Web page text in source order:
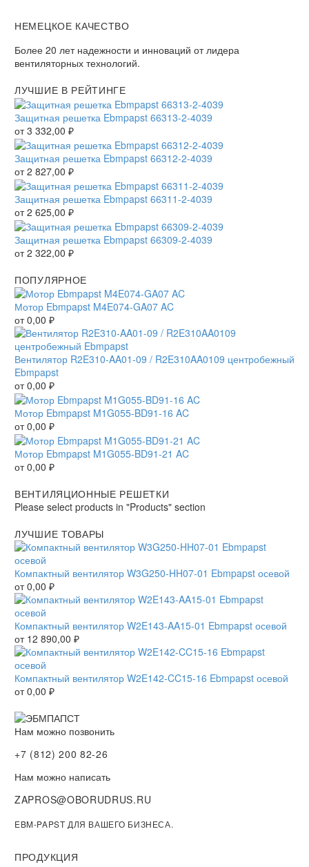
НЕМЕЦКОЕ КАЧЕСТВО
Более 20 лет надежности и инноваций от лидера
вентиляторных технологий.
ЛУЧШИЕ В РЕЙТИНГЕ
Защитная решетка Ebmpapst 66313-2-4039
от3 332,00 ₽
Защитная решетка Ebmpapst 66312-2-4039
от2 827,00 ₽
Защитная решетка Ebmpapst 66311-2-4039
от2 625,00 ₽
Защитная решетка Ebmpapst 66309-2-4039
от2 322,00 ₽
ПОПУЛЯРНОЕ
Мотор Ebmpapst M4E074-GA07 AC
от0,00 ₽
Вентилятор R2E310-AA01-09 / R2E310AA0109 центробежный
Ebmpapst
от0,00 ₽
Мотор Ebmpapst M1G055-BD91-16 AC
от0,00 ₽
Мотор Ebmpapst M1G055-BD91-21 AC
от0,00 ₽
ВЕНТИЛЯЦИОННЫЕ РЕШЕТКИ
Please select products in "Products" section
ЛУЧШИЕ ТОВАРЫ
Компактный вентилятор W3G250-HH07-01 Ebmpapst осевой
от0,00 ₽
Компактный вентилятор W2E143-AA15-01 Ebmpapst осевой
от 12 890,00 ₽
Компактный вентилятор W2E142-CC15-16 Ebmpapst осевой
от0,00 ₽
Нам можно позвонить
+7 (812) 200 82-26
Нам можно написать
ZAPROS@OBORUDRUS.RU
EBM-PAPST ДЛЯ ВАШЕГО БИЗНЕСА.
ПРОДУКЦИЯ